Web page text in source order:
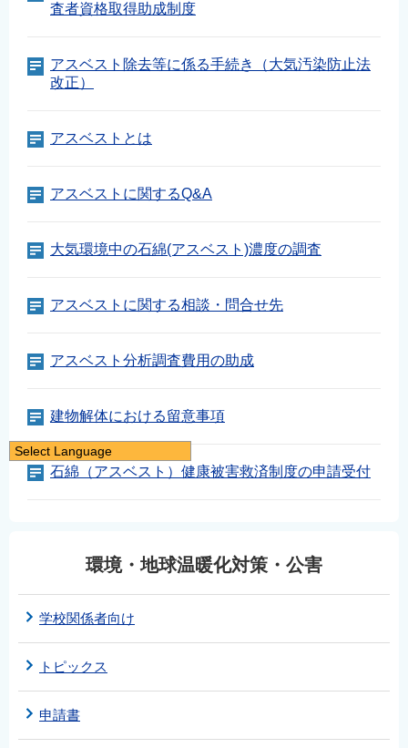
査者資格取得助成制度
アスベスト除去等に係る手続き（大気汚染防止法
改正）
アスベストとは
アスベストに関するQ&A
大気環境中の石綿(アスベスト)濃度の調査
アスベストに関する相談・問合せ先
アスベスト分析調査費用の助成
建物解体における留意事項
石綿（アスベスト）健康被害救済制度の申請受付
環境・地球温暖化対策・公害
学校関係者向け
トピックス
申請書
Select Language
日本語
नेपाली
Filipino